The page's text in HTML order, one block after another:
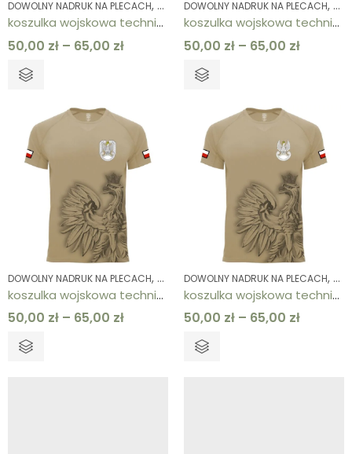
DOWOLNY NADRUK NA PLECACH, DOWOLNY NADRUK NA PRAWEJ PIERSI,
koszulka wojskowa techniczna męska khaki side eagle Wojska Obrony Terytorialnej WOT
50,00 zł – 65,00 zł
DOWOLNY NADRUK NA PLECACH,
koszulka wojskowa techniczna męska khaki side eagle Wojska Specjalne
50,00 zł – 65,00 zł
DOWOLNY NADRUK NA PLECACH, DOWOLNY NADRUK NA PRAWEJ PIERSI,
koszulka wojskowa techniczna męska piaskowa side eagle Siły Powietrzne
50,00 zł – 65,00 zł
DOWOLNY NADRUK NA PLECACH,
koszulka wojskowa techniczna męska piaskowa side eagle Wojska Lądowe
50,00 zł – 65,00 zł